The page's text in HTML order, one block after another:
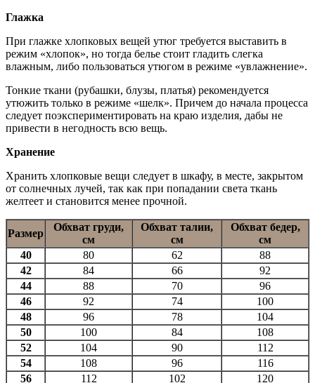
Глажка
При глажке хлопковых вещей утюг требуется выставить в
режим «хлопок», но тогда белье стоит гладить слегка
влажным, либо пользоваться утюгом в режиме «увлажнение».
Тонкие ткани (рубашки, блузы, платья) рекомендуется
утюжить только в режиме «шелк». Причем до начала процесса
следует поэкспериментировать на краю изделия, дабы не
привести в негодность всю вещь.
Хранение
Хранить хлопковые вещи следует в шкафу, в месте, закрытом
от солнечных лучей, так как при попадании света ткань
желтеет и становится менее прочной.
Размер
Обхват груди,
см
Обхват талии,
см
Обхват бедер,
см
40
80 62
88
42
84 66
92
44
88 70
96
46
92 74
100
48
96 78
104
50
100 84
108
52
104 90
112
54
108 96
116
56
112 102 120